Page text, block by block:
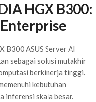
HGX B300:
B300 ASUS Server AI
sebagai solusi mutakhir
berkinerja tinggi.
kebutuhan
inferensi skala besar.